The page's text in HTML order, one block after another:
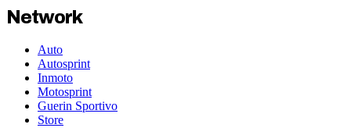
Network
Auto
Autosprint
Inmoto
Motosprint
Guerin Sportivo
Store